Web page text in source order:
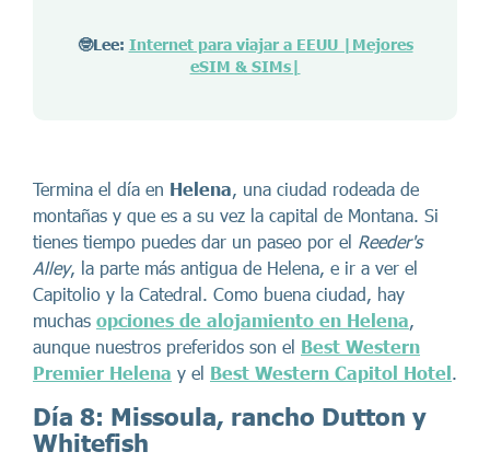
🤓Lee: Internet para viajar a EEUU |Mejores
eSIM & SIMs|
Termina el día en Helena, una ciudad rodeada de
montañas y que es a su vez la capital de Montana. Si
tienes tiempo puedes dar un paseo por el Reeder's
Alley, la parte más antigua de Helena, e ir a ver el
Capitolio y la Catedral. Como buena ciudad, hay
muchas opciones de alojamiento en Helena,
aunque nuestros preferidos son el Best Western
Premier Helena y el Best Western Capitol Hotel .
Día 8: Missoula, rancho Dutton y
Whitefish